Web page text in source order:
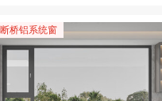
断桥铝系统窗